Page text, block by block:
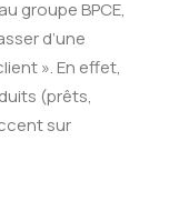
groupe BPCE,
d’une
». En effet,
(prêts,
sur